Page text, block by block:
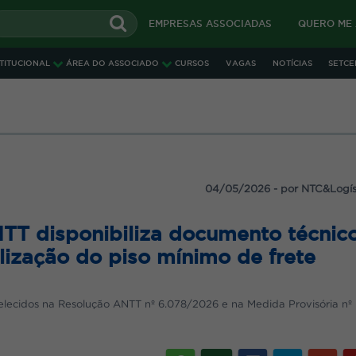
EMPRESAS ASSOCIADAS QUERO ME
ÁREA DO ASSOCIADO CURSOS VAGAS NOTÍCIAS
04/05/2026 - por
disponibiliza documento
do piso mínimo de frete
na Resolução ANTT nº 6.078/2026 e na Medida Provisória nº
VEÍCULOS, FORMATOS E VALORES
diversos Cafés da manhã em parceria com algumas empresas,
80 participantes apreciam a marca apresentada
que conta com a estrutura de um moderno salão de
serviços, a empresa contratante terá a preocupação em apenas
FAZER